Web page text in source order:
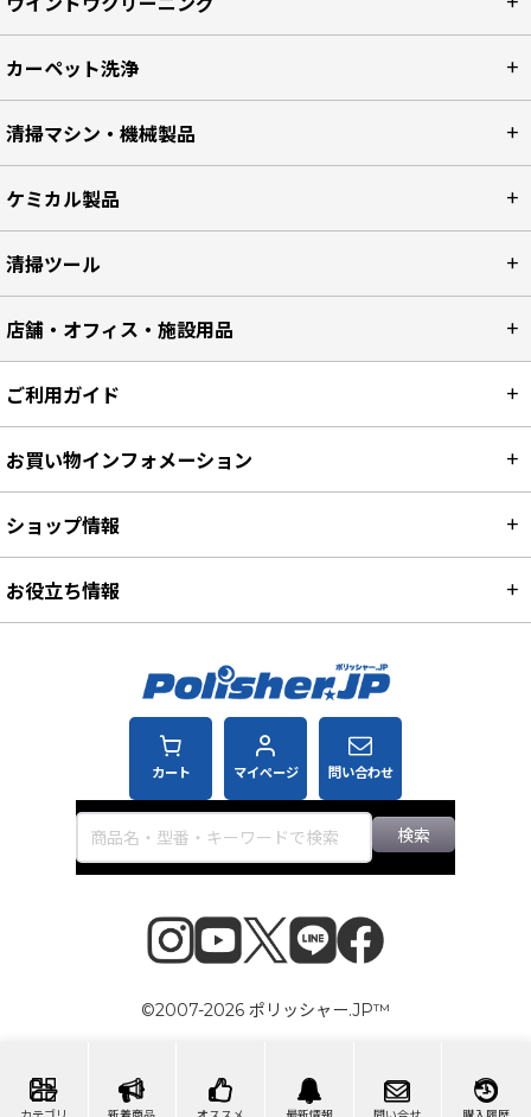
カーペット洗浄
清掃マシン・機械製品
ケミカル製品
清掃ツール
店舗・オフィス・施設用品
カート マイページ 問い合わせ
検索
ご利用ガイド
お買い物インフォメーション
ショップ情報
お役立ち情報
©2007-2026 ポリッシャー.JP™